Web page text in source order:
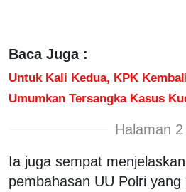
Baca Juga :
Untuk Kali Kedua, KPK
Umumkan Tersangka Kasus
Halaman
Ia juga sempat
pembahasan UU Polri yang